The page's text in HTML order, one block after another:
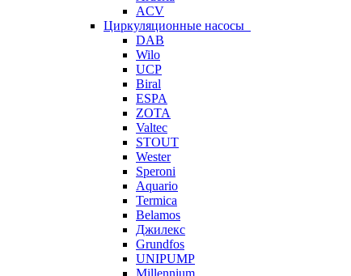
ACV
Циркуляционные насосы
DAB
Wilo
UCP
Biral
ESPA
ZOTA
Valtec
STOUT
Wester
Speroni
Aquario
Termica
Belamos
Джилекс
Grundfos
UNIPUMP
Millennium